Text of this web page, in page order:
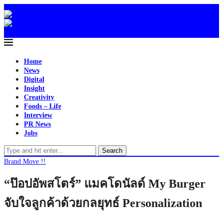
Home
News
Digital
Insight
Creativity
Foods – Life
Interview
PR News
Jobs
Search
Brand Move !!
“ป๊อปอัพสโตร์” แมคโดนัลด์ My Burger
จับใจลูกค้าด้วยกลยุทธ์ Personalization